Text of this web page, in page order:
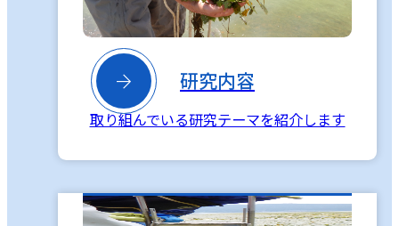
 研究内容
取り組んでいる研究テーマを紹介します